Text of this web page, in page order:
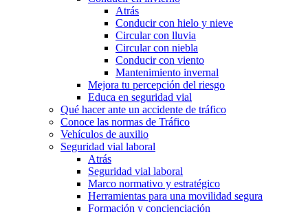
Atrás
Conducir con hielo y nieve
Circular con lluvia
Circular con niebla
Conducir con viento
Mantenimiento invernal
Mejora tu percepción del riesgo
Educa en seguridad vial
Qué hacer ante un accidente de tráfico
Conoce las normas de Tráfico
Vehículos de auxilio
Seguridad vial laboral
Atrás
Seguridad vial laboral
Marco normativo y estratégico
Herramientas para una movilidad segura
Formación y concienciación